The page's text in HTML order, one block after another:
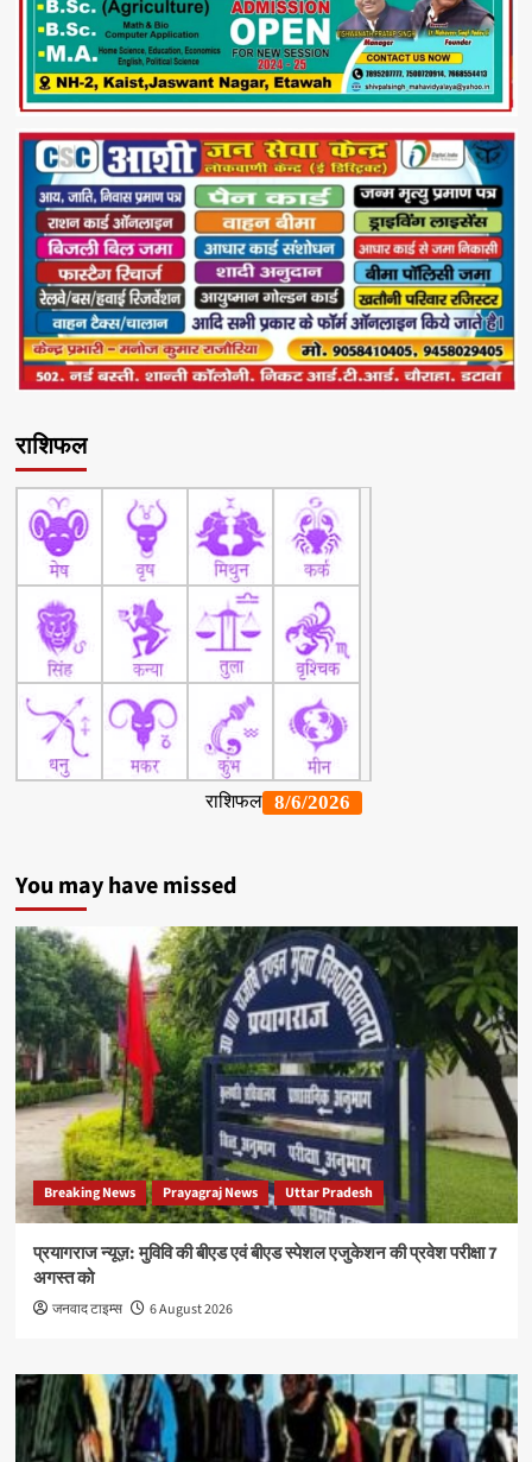
राशिफल
You may have missed
Breaking News Prayagraj News Uttar Pradesh
प्रयागराज न्यूज़: मुविवि की बीएड एवं बीएड स्पेशल एजुकेशन की प्रवेश परीक्षा 7
अगस्त को
जनवाद टाइम्स 6 August 2026